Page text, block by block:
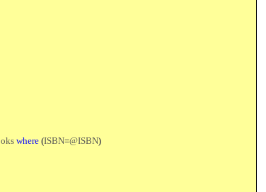
where(ISBN=@ISBN)